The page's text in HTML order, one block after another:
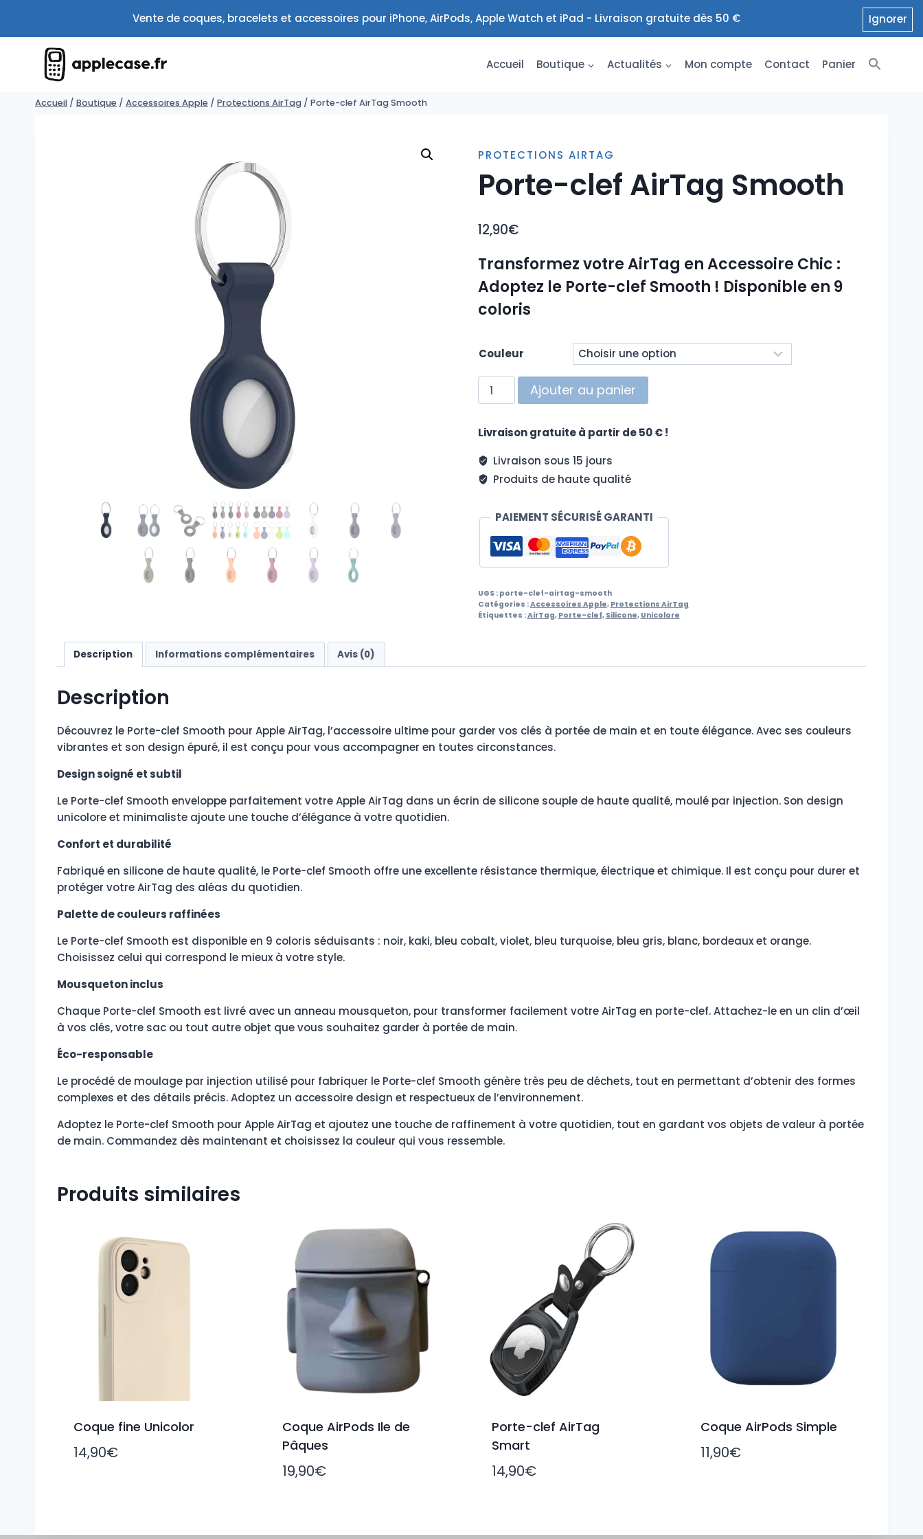
contenu
Vente de coques, bracelets et accessoires pour iPhone, AirPods, Apple Watch et iPad - Livraison gratuite dès 50 € Ignorer
Accueil Boutique Actualités Mon compte Contact Panier
Accueil / Boutique / Accessoires Apple / Protections AirTag / Porte-clef AirTag Smooth
PROTECTIONS AIRTAG
Porte-clef AirTag Smooth
12,90€
Transformez votre AirTag en Accessoire Chic :
Adoptez le Porte-clef Smooth ! Disponible en 9
coloris
Couleur
quantité
de
clef
Smooth
Ajouter au panier
Livraison gratuite à partir de 50 € !
Livraison sous 15 jours
Produits de haute qualité
PAIEMENT SÉCURISÉ GARANTI
UGS : porte-clef-airtag-smooth
Catégories :Accessoires Apple, Protections AirTag
Étiquettes :AirTag, Porte-clef, Silicone, Unicolore
Description Informations complémentaires Avis (0)
Description
Découvrez le Porte-clef Smooth pour Apple AirTag, l’accessoire ultime pour garder vos clés à portée de main et en toute élégance. Avec ses couleurs
vibrantes et son design épuré, il est conçu pour vous accompagner en toutes circonstances.
Design soigné et subtil
Le Porte-clef Smooth enveloppe parfaitement votre Apple AirTag dans un écrin de silicone souple de haute qualité, moulé par injection. Son design
unicolore et minimaliste ajoute une touche d’élégance à votre quotidien.
Confort et durabilité
Fabriqué en silicone de haute qualité, le Porte-clef Smooth offre une excellente résistance thermique, électrique et chimique. Il est conçu pour durer et
protéger votre AirTag des aléas du quotidien.
Palette de couleurs raffinées
Le Porte-clef Smooth est disponible en 9 coloris séduisants : noir, kaki, bleu cobalt, violet, bleu turquoise, bleu gris, blanc, bordeaux et orange.
Choisissez celui qui correspond le mieux à votre style.
Mousqueton inclus
Chaque Porte-clef Smooth est livré avec un anneau mousqueton, pour transformer facilement votre AirTag en porte-clef. Attachez-le en un clin d’œil
à vos clés, votre sac ou tout autre objet que vous souhaitez garder à portée de main.
Éco-responsable
Le procédé de moulage par injection utilisé pour fabriquer le Porte-clef Smooth génère très peu de déchets, tout en permettant d’obtenir des formes
complexes et des détails précis. Adoptez un accessoire design et respectueux de l’environnement.
Adoptez le Porte-clef Smooth pour Apple AirTag et ajoutez une touche de raffinement à votre quotidien, tout en gardant vos objets de valeur à portée
de main. Commandez dès maintenant et choisissez la couleur qui vous ressemble.
Produits similaires
Coque fine Unicolor
14,90€
Coque AirPods Ile de
Pâques
19,90€
Porte-clef AirTag
Smart
14,90€
Coque AirPods Simple
11,90€